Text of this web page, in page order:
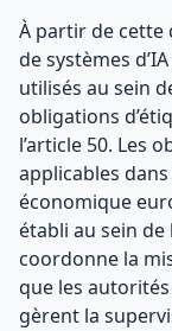
À partir de cette
de systèmes
utilisés au sein
obligations
l’article 50. Les
applicables dans
économique
établi au sein
coordonne la
que les
gèrent la